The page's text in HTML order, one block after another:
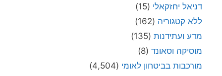
דניאל יחזקאלי (15)
ללא קטגוריה (162)
מדע ועתידנות (135)
מוסיקה וסאונד (8)
מורכבות בביטחון לאומי (4,504)